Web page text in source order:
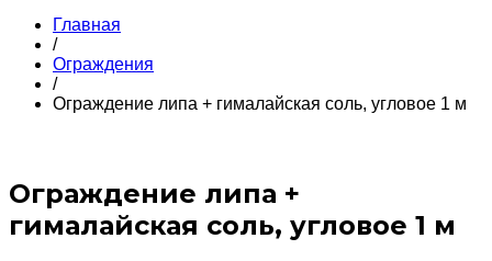
Главная
/
Ограждения
/
Ограждение липа + гималайская соль, угловое 1 м
Ограждение липа +
гималайская соль, угловое 1 м